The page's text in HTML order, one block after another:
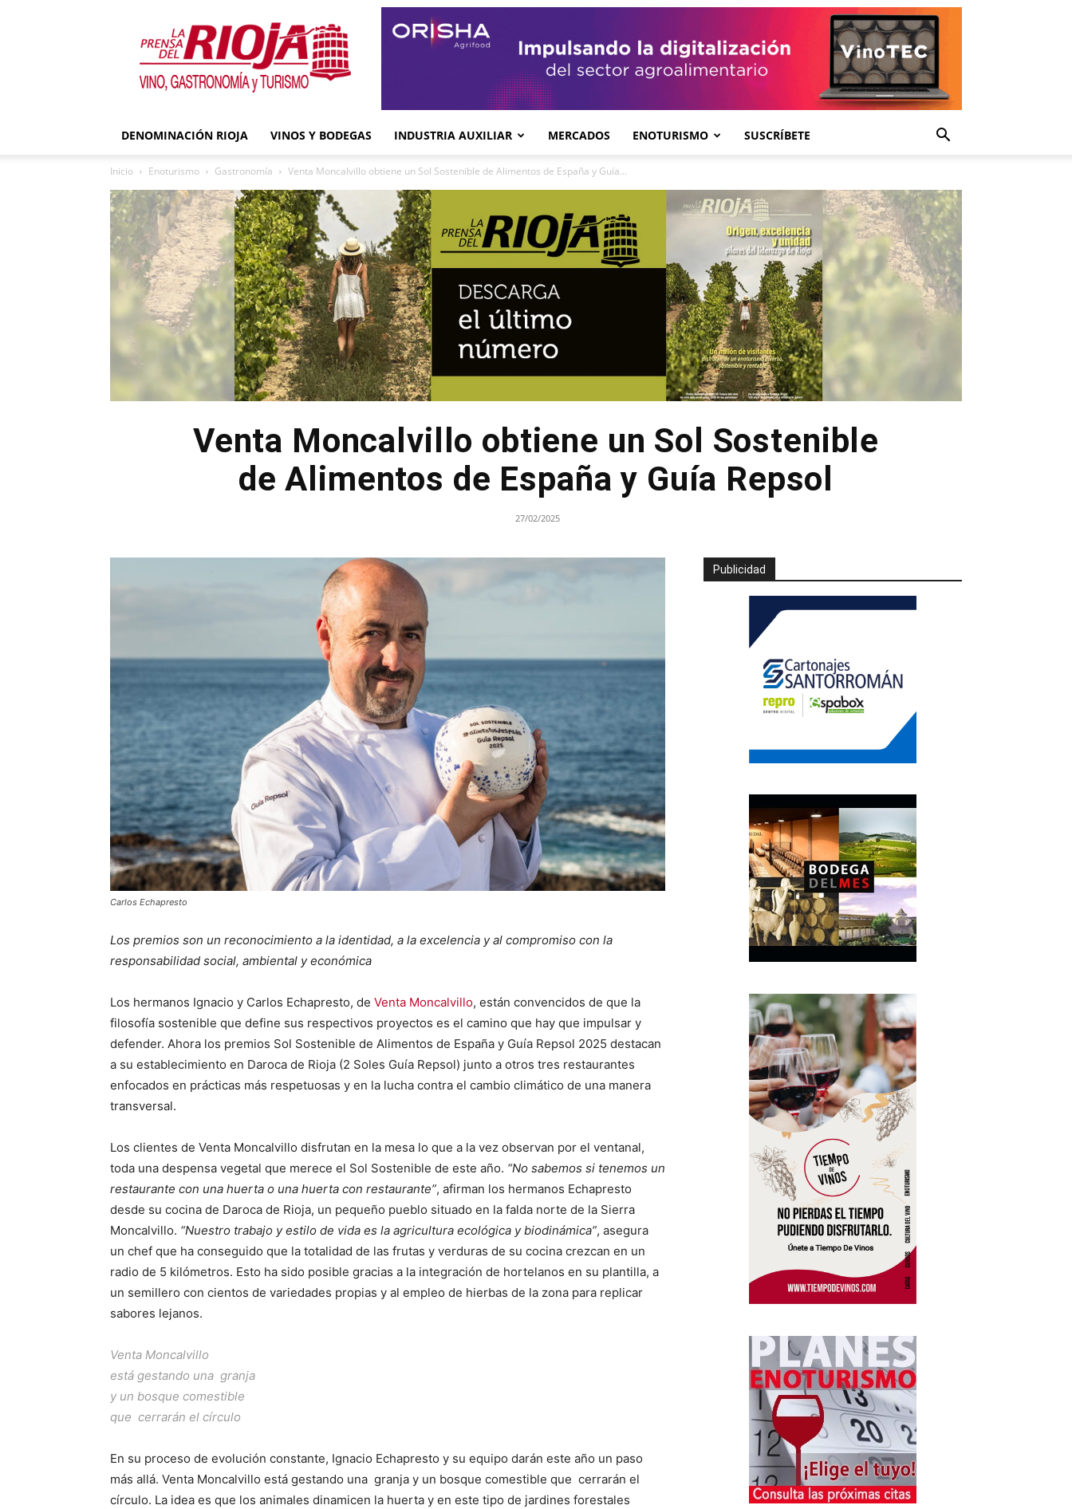
La
Prensa
del
Rioja
DENOMINACIÓN RIOJA VINOS Y BODEGAS INDUSTRIA AUXILIAR MERCADOS ENOTURISMO SUSCRÍBETE
Inicio Enoturismo Gastronomía Venta Moncalvillo obtiene un Sol Sostenible de Alimentos de España y Guía...
Venta Moncalvillo obtiene un Sol Sostenible
de Alimentos de España y Guía Repsol
27/02/2025
Carlos Echapresto
Los premios son un reconocimiento a la identidad, a la excelencia y al compromiso con la
responsabilidad social, ambiental y económica
Los hermanos Ignacio y Carlos Echapresto, de Venta Moncalvillo, están convencidos de que la
filosofía sostenible que define sus respectivos proyectos es el camino que hay que impulsar y
defender. Ahora los premios Sol Sostenible de Alimentos de España y Guía Repsol 2025 destacan
a su establecimiento en Daroca de Rioja (2 Soles Guía Repsol) junto a otros tres restaurantes
enfocados en prácticas más respetuosas y en la lucha contra el cambio climático de una manera
transversal.
Los clientes de Venta Moncalvillo disfrutan en la mesa lo que a la vez observan por el ventanal,
toda una despensa vegetal que merece el Sol Sostenible de este año. “No sabemos si tenemos un
restaurante con una huerta o una huerta con restaurante”, afirman los hermanos Echapresto
desde su cocina de Daroca de Rioja, un pequeño pueblo situado en la falda norte de la Sierra
Moncalvillo. “Nuestro trabajo y estilo de vida es la agricultura ecológica y biodinámica”, asegura
un chef que ha conseguido que la totalidad de las frutas y verduras de su cocina crezcan en un
radio de 5 kilómetros. Esto ha sido posible gracias a la integración de hortelanos en su plantilla, a
un semillero con cientos de variedades propias y al empleo de hierbas de la zona para replicar
sabores lejanos.
Venta Moncalvillo
está gestando una granja
y un bosque comestible
que cerrarán el círculo
En su proceso de evolución constante, Ignacio Echapresto y su equipo darán este año un paso
más allá. Venta Moncalvillo está gestando una granja y un bosque comestible que cerrarán el
círculo. La idea es que los animales dinamicen la huerta y en este tipo de jardines forestales
Publicidad